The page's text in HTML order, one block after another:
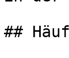
##